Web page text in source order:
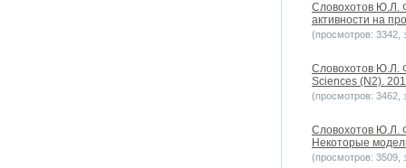
Словохотов Ю.Л.
активности на
(просмотров: 3342,
Словохотов Ю.Л.
Sciences (N2).
(просмотров: 3462,
Словохотов Ю.Л.
Некоторые
(просмотров: 3509,